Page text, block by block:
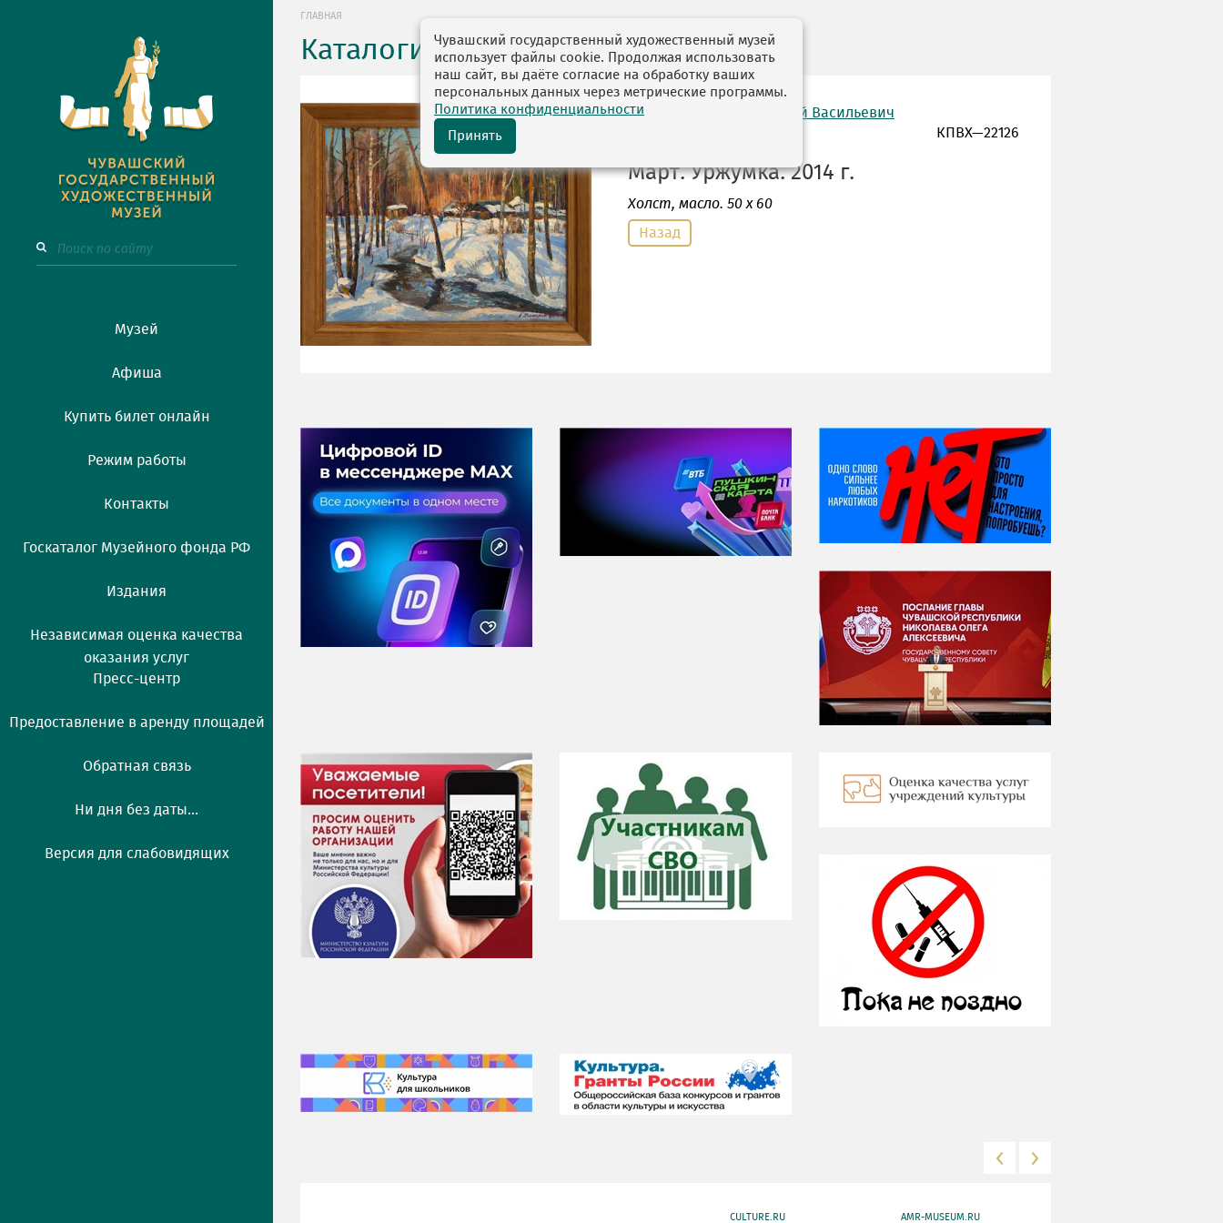
Музей
Афиша
Купить билет онлайн
Режим работы
Контакты
Госкаталог Музейного фонда РФ
Издания
Независимая оценка качества
оказания услуг
Пресс-центр
Предоставление в аренду площадей
Обратная связь
Ни дня без даты...
Версия для слабовидящих
ГЛАВНАЯ
Каталоги выставок
автор: Данилов Анатолий Васильевич
КПВХ—22126
Март. Уржумка. 2014 г.
Холст, масло. 50 х 60
Назад
CULTURE.RU AMR-MUSEUM.RU
Чувашский государственный художественный музей
использует файлы cookie. Продолжая использовать
наш сайт, вы даёте согласие на обработку ваших
персональных данных через метрические программы.
Политика конфиденциальности
Принять